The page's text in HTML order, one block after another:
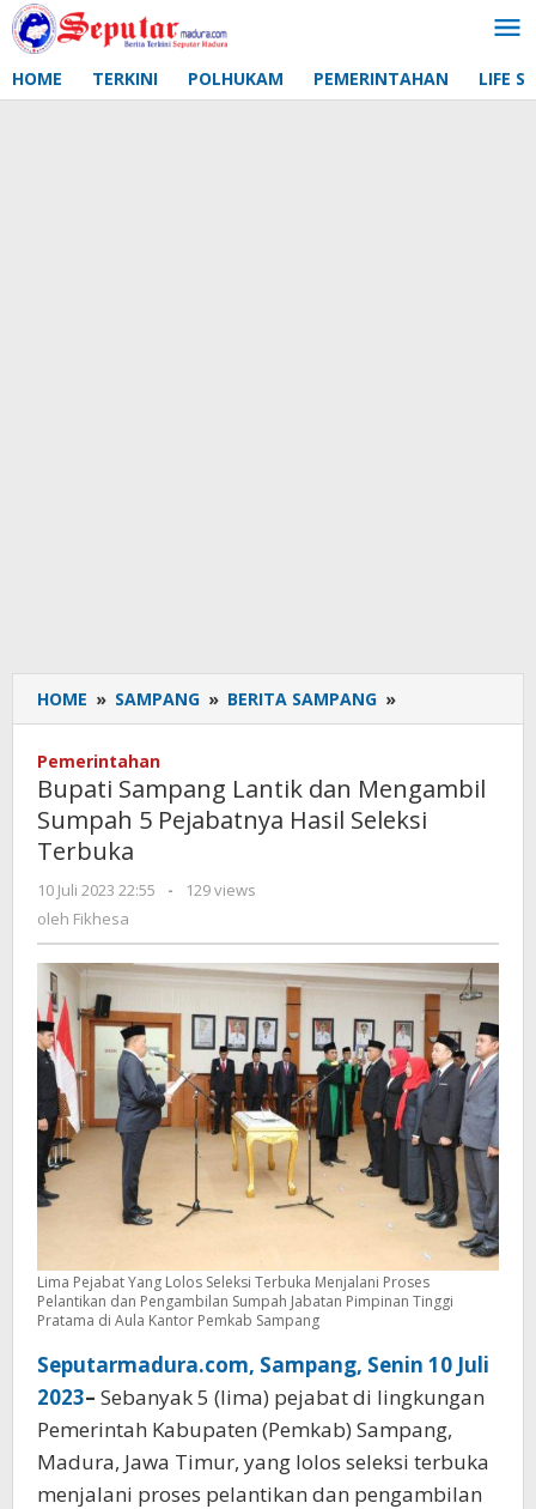
Lewati
ke
HOME TERKINI POLHUKAM PEMERINTAHAN LIFE
HOME » SAMPANG » BERITA SAMPANG »
Sampang
Mengambil
Sumpah
Terbuka
Pemerintahan
Bupati Sampang Lantik dan Mengambil
Sumpah 5 Pejabatnya Hasil Seleksi
Terbuka
10 Juli 2023 22:55
oleh
-
129 views
oleh Fikhesa
Lima Pejabat Yang Lolos Seleksi Terbuka Menjalani Proses
Pelantikan dan Pengambilan Sumpah Jabatan Pimpinan Tinggi
Pratama di Aula Kantor Pemkab Sampang
Seputarmadura.com, Sampang, Senin 10 Juli
2023– Sebanyak 5 (lima) pejabat di lingkungan
Pemerintah Kabupaten (Pemkab) Sampang,
Madura, Jawa Timur, yang lolos seleksi terbuka
menjalani proses pelantikan dan pengambilan